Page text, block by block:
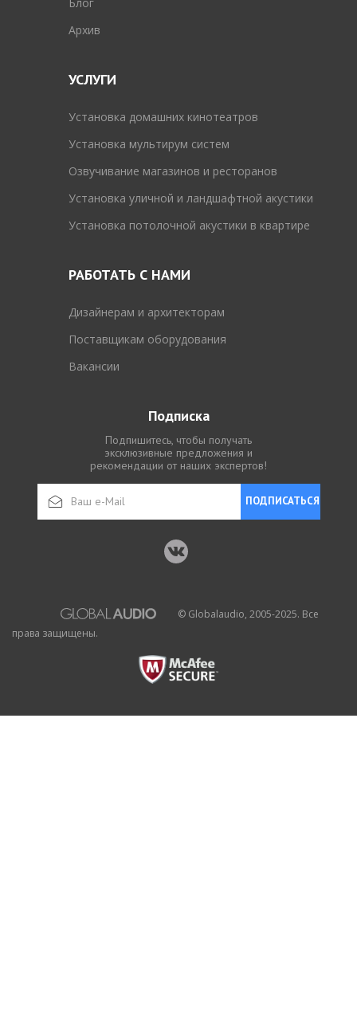
Архив
УСЛУГИ
Установка домашних кинотеатров
Установка мультирум систем
Озвучивание магазинов и ресторанов
Установка уличной и ландшафтной акустики
Установка потолочной акустики в квартире
РАБОТАТЬ С НАМИ
Дизайнерам и архитекторам
Поставщикам оборудования
Вакансии
Подписка
Подпишитесь, чтобы получать
эксклюзивные предложения и
рекомендации от наших экспертов!
ПОДПИСАТЬСЯ
© Globalaudio, 2005-2025. Все
права защищены.